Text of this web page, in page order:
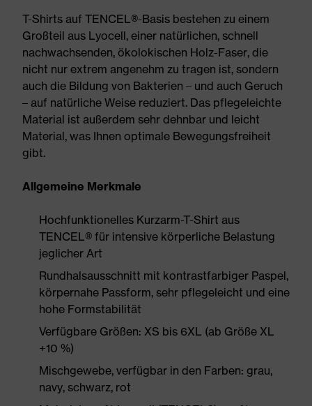
T-Shirts auf TENCEL®-Basis bestehen zu einem
Großteil aus Lyocell, einer natürlichen, schnell
nachwachsenden, ökolokischen Holz-Faser, die
nicht nur extrem angenehm zu tragen ist, sondern
auch die Bildung von Bakterien – und auch Geruch
– auf natürliche Weise reduziert. Das pflegeleichte
Material ist außerdem sehr dehnbar und leicht
Material, was Ihnen optimale Bewegungsfreiheit
gibt.
Allgemeine Merkmale
Hochfunktionelles Kurzarm-T-Shirt aus
TENCEL® für intensive körperliche Belastung
jeglicher Art
Rundhalsausschnitt mit kontrastfarbiger Paspel,
körpernahe Passform, sehr pflegeleicht und eine
hohe Formstabilität
Verfügbare Größen: XS bis 6XL (ab Größe XL
+10 %)
Mischgewebe, verfügbar in den Farben: grau,
navy, schwarz, rot